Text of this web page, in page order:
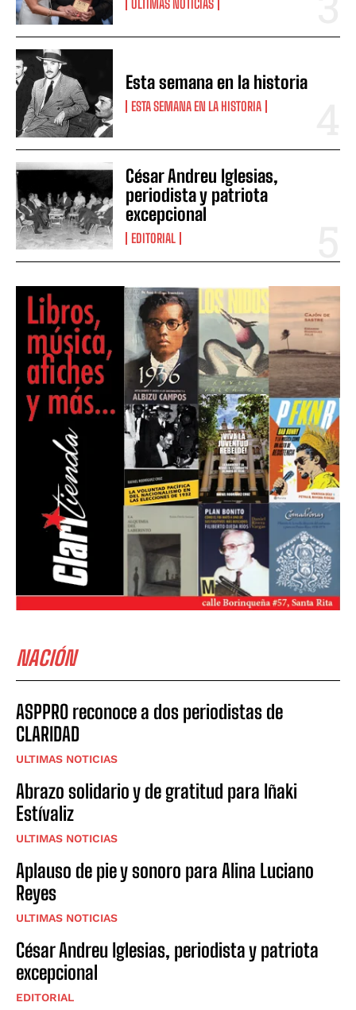
ULTIMAS NOTICIAS
Esta semana en la historia
ESTA SEMANA EN LA HISTORIA
César Andreu Iglesias,
periodista y patriota
excepcional
EDITORIAL
NACIÓN
ASPPRO reconoce a dos periodistas de
CLARIDAD
ULTIMAS NOTICIAS
Abrazo solidario y de gratitud para Iñaki
Estívaliz
ULTIMAS NOTICIAS
Aplauso de pie y sonoro para Alina Luciano
Reyes
ULTIMAS NOTICIAS
César Andreu Iglesias, periodista y patriota
excepcional
EDITORIAL